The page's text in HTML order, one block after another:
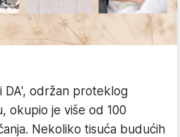
DA', održan proteklog
okupio je više od 100
Nekoliko tisuća budućih